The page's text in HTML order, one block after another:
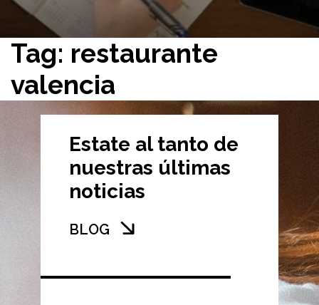
Tag: restaurante
valencia
Estate al tanto de
nuestras últimas
noticias
BLOG